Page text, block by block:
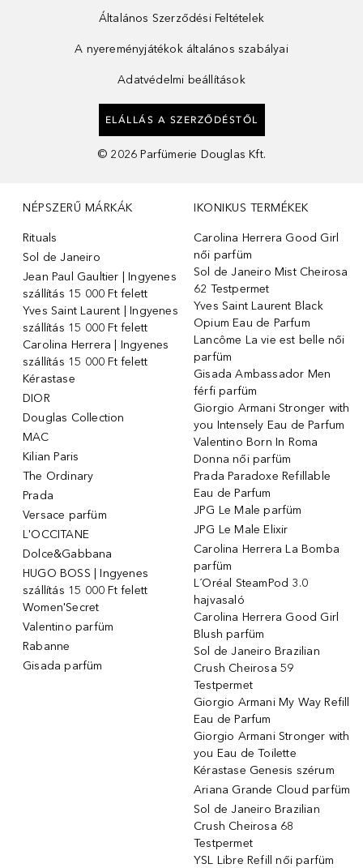
Általános Szerződési Feltételek
A nyereményjátékok általános szabályai
Adatvédelmi beállítások
ELÁLLÁS A SZERZŐDÉSTŐL
© 2026 Parfümerie Douglas Kft.
NÉPSZERŰ MÁRKÁK
Rituals
Sol de Janeiro
Jean Paul Gaultier | Ingyenes
szállítás 15 000 Ft felett
Yves Saint Laurent | Ingyenes
szállítás 15 000 Ft felett
Carolina Herrera | Ingyenes
szállítás 15 000 Ft felett
Kérastase
DIOR
Douglas Collection
MAC
Kilian Paris
The Ordinary
Prada
Versace parfüm
L'OCCITANE
Dolce&Gabbana
HUGO BOSS | Ingyenes
szállítás 15 000 Ft felett
Women'Secret
Valentino parfüm
Rabanne
Gisada parfüm
IKONIKUS TERMÉKEK
Carolina Herrera Good Girl
női parfüm
Sol de Janeiro Mist Cheirosa
62 Testpermet
Yves Saint Laurent Black
Opium Eau de Parfum
Lancôme La vie est belle női
parfüm
Gisada Ambassador Men
férfi parfüm
Giorgio Armani Stronger with
you Intensely Eau de Parfum
Valentino Born In Roma
Donna női parfüm
Prada Paradoxe Refillable
Eau de Parfum
JPG Le Male parfüm
JPG Le Male Elixir
Carolina Herrera La Bomba
parfüm
L´Oréal SteamPod 3.0
hajvasaló
Carolina Herrera Good Girl
Blush parfüm
Sol de Janeiro Brazilian
Crush Cheirosa 59
Testpermet
Giorgio Armani My Way Refill
Eau de Parfum
Giorgio Armani Stronger with
you Eau de Toilette
Kérastase Genesis szérum
Ariana Grande Cloud parfüm
Sol de Janeiro Brazilian
Crush Cheirosa 68
Testpermet
YSL Libre Refill női parfüm